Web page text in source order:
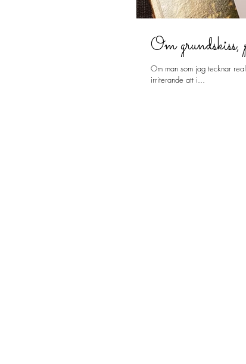
Om grundskiss,
Om man som jag tecknar
irriterande att i...